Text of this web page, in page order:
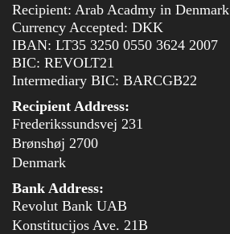
Recipient: Arab Acadmy in Denmark
Currency Accepted: DKK
IBAN: LT35 3250 0550 3624 2007
BIC: REVOLT21
Intermediary BIC: BARCGB22
Recipient Address:
Frederikssundsvej 231
2700 Brønshøj
Denmark
Bank Address:
Revolut Bank UAB
Konstitucijos Ave. 21B